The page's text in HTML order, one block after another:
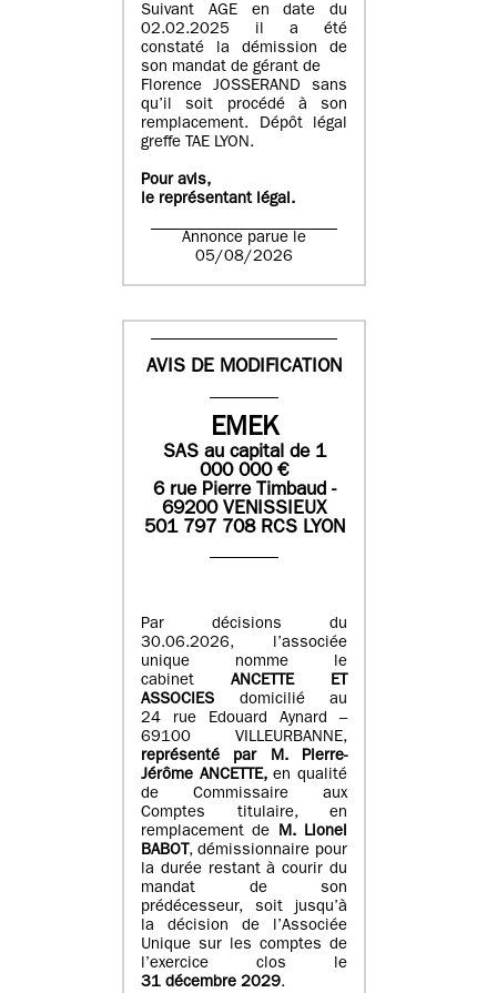
Suivant AGE en date du
02.02.2025 il a été
constaté la démission de
son mandat de gérant de
Florence JOSSERAND sans
qu’il soit procédé à son
remplacement. Dépôt légal
greffe TAE LYON.
Pour avis,
le représentant légal.
Annonce parue le
05/08/2026
AVIS DE MODIFICATION
EMEK
SASau capital de 1
000 000€
6 rue Pierre Timbaud -
69200 VENISSIEUX
501 797 708 RCS LYON
Par décisions du
30.06.2026, l’associée
unique nomme le
cabinet ANCETTE ET
ASSOCIES
domicilié au
24 rue Edouard Aynard –
69100 VILLEURBANNE,
représenté par M.Pierre-
Jérôme ANCETTE, en qualité
de Commissaire aux
Comptes titulaire, en
remplacement de M.Lionel
BABOT, démissionnaire pour
la durée restant à courir du
mandat de son
prédécesseur, soit jusqu’à
la décision de l’Associée
Unique sur les comptes de
l’exercice clos le
31 décembre 2029.